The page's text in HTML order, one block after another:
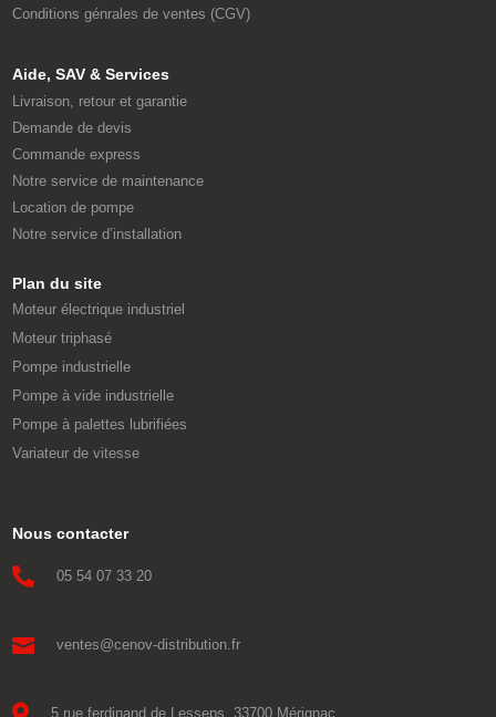
Conditions génrales de ventes (CGV)
Aide, SAV & Services
Livraison, retour et garantie
Demande de devis
Commande express
Notre service de maintenance
Location de pompe
Notre service d’installation
Plan du site
Moteur électrique industriel
Moteur triphasé
Pompe industrielle
Pompe à vide industrielle
Pompe à palettes lubrifiées
Variateur de vitesse
Nous contacter
 05 54 07 33 20
 ventes@cenov-distribution.fr
5 rue ferdinand de Lesseps, 33700 Mérignac